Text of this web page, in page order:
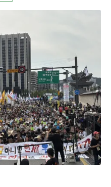
，熱浪均溫就增加了
險，氣候法律工作者嘗試
戶負起責任。然而，一間
致氣候災害發生嗎？從工
製造了足以導致氣候變遷
定幾間大公司提告，要如